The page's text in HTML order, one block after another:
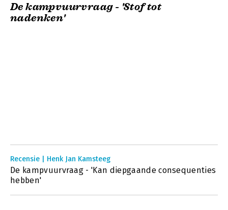
De kampvuurvraag - 'Stof tot
nadenken'
Recensie | Henk Jan Kamsteeg
De kampvuurvraag - 'Kan diepgaande consequenties
hebben'